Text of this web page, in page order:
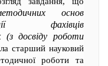
методичних основ
фахівців
(з досвіду роботи
старший науковий
роботи та